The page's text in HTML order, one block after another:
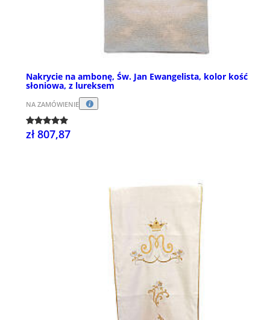
Nakrycie na ambonę, Św. Jan Ewangelista, kolor kość
słoniowa, z lureksem
NA ZAMÓWIENIE
zł 807,87